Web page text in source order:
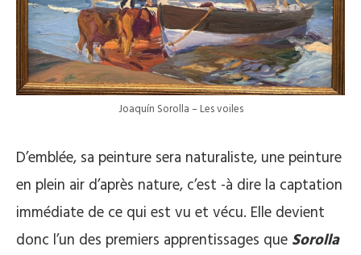
Joaquín Sorolla – Les voiles
D’emblée, sa peinture sera naturaliste, une peinture
en plein air d’après nature, c’est -à dire la captation
immédiate de ce qui est vu et vécu. Elle devient
donc l’un des premiers apprentissages que Sorolla